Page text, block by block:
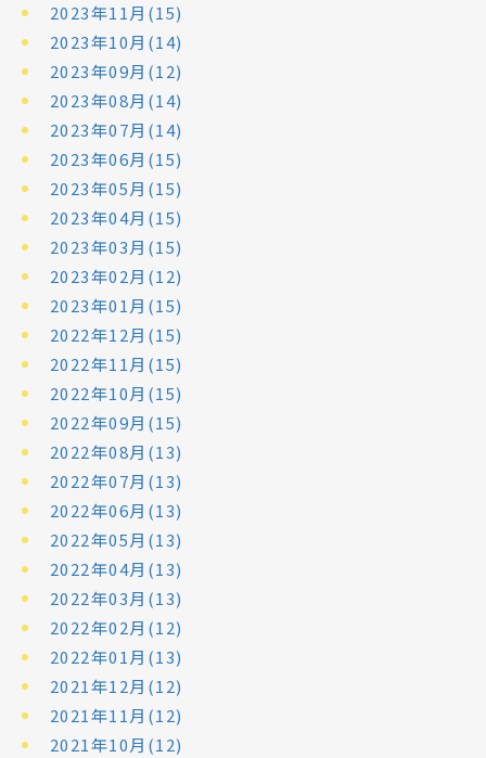
2023年11月(15)
2023年10月(14)
2023年09月(12)
2023年08月(14)
2023年07月(14)
2023年06月(15)
2023年05月(15)
2023年04月(15)
2023年03月(15)
2023年02月(12)
2023年01月(15)
2022年12月(15)
2022年11月(15)
2022年10月(15)
2022年09月(15)
2022年08月(13)
2022年07月(13)
2022年06月(13)
2022年05月(13)
2022年04月(13)
2022年03月(13)
2022年02月(12)
2022年01月(13)
2021年12月(12)
2021年11月(12)
2021年10月(12)